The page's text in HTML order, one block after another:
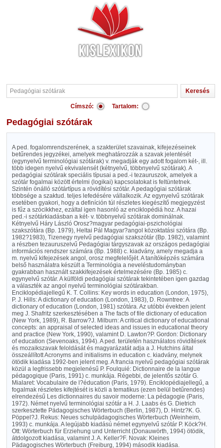
Címszó: Tartalom:
Pedagógiai szótárak
A ped. fogalomrendszerének, a szakterület szavainak, kifejezéseinek
betűrendes jegyzékei, amelyek meghatározzák a szavak jelentését
(egynyelvű terminológiai szótárak) v. megadják egy adott fogalom két-, ill.
több idegen nyelvű ekvivalensét (kétnyelvű, többnyelvű szótárak). A
pedagógiai szótárak speciális típusai a ped.-i tezauruszok, amelyek a
szótár fogalmai között értelmi (logikai) kapcsolatokat is feltüntetnek.
Szintén önálló szótártípus a rövidítési szótár. A pedagógiai szótárak
többsége a szaktud. teljes lefedésére vállalkozik. Az egynyelvű szótárak
esetében gyakori, hogy a definíción túl részletes kiegészítő megjegyzést
is fűz a szócikkhez, ezáltal igen hasonló az enciklopédiá hoz. A hazai
ped.-i szótárkiadásban a két- v. többnyelvű szótárak dominálnak.
Kétnyelvű Háry László Orosz?magyar pedagógiai-pszichológiai
szakszótára (Bp. 1979), Heltai Pál Magyar?angol közoktatási szótára (Bp.
1982?1983), Tizenegy nyelvű pedagógiai szakszótár (Bp. 1982), valamint
a részben tezauruszelvű Pedagógiai tárgyszavak az országos pedagógiai
információs rendszer számára (Bp. 1988) c. kiadvány, amely megadja a
m. nyelvű kifejezések angol, orosz megfelelőjét. A tanítóképzés számára
belső használatra készült a Terminológia a neveléstudományban
gyakrabban használt szakkifejezések értelmezésére (Bp. 1985) c.
egynyelvű szótár. A külföldi pedagógiai szótárak tekintetében igen gazdag
a választék az angol nyelvű terminológiai szótárakban.
Enciklopédiajellegű K. T. Collins: Key words in education (London, 1975),
P. J. Hills: A dictionary of education (London, 1983), D. Rowntree: A
dictionary of education (London, 1981) szótára. Az utóbbi években jelent
meg J. Shafritz szerkesztésében a The facts of file dictionary of education
(New York, 1989), R. Barrow?J. Milburn: A critical dictionary of educational
concepts: an appraisal of selected ideas and issues in educational theory
and practice (New York, 1990), valamint D. Lawton?P. Gordon: Dictionary
of education (Sevenoaks, 1994). A ped. területén használatos rövidítések
és mozaikszavak feloldását és magyarázatát adja a J. Hutchins által
összeállított Acronyms and initialisms in education c. kiadvány, melynek
ötödik kiadása 1992-ben jelent meg. A francia nyelvű pedagógiai szótárak
közül a legfrissebb megjelenésű P. Foulquié: Dictionnaire de la langue
pédagogique (Paris, 1991) c. munkája. Régebbi, de jelentős szótár G.
Mialaret: Vocabulaire de l?éducation (Paris, 1979). Enciklopédiajellegű, a
fogalmak részletes kifejtését is közli a tematikus (ezen belül betűrendes)
elrendezésű Les dictionnaires du savoir moderne: La pédagogie (Paris,
1972). Német nyelvű terminológiai szótár a H. J. Laabs és G. Dietrich
szerkesztette Pädagogisches Wörterbuch (Berlin, 1987), D. Hintz?K. G.
Pöppel?J. Rekus: Neues schulpädagogisches Wörterbuch (Weinheim,
1993) c. munkája. A legújabb kiadású német egynyelvű szótár P. Köck?H.
Ott: Wörterbuch für Erziehung und Unterricht (Donauwörth, 1994) ötödik,
átdolgozott kiadása, valamint J. A. Keller?F. Novak: Kleines
Pädagogisches Wörterbuch (Freiburg, 1994) második kiadása.